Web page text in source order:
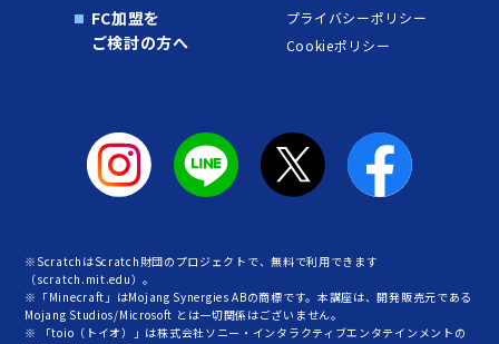
FC加盟を
ご検討の方へ
プライバシーポリシー
Cookieポリシー
※ScratchはScratch財団のプロジェクトで、無料で利用できます
（scratch.mit.edu）。
※「Minecraft」はMojang Synergies ABの商標です。本講座は、開発販売元である
Mojang Studios/Microsoft とは一切関係はございません。
※ 「toio（トイオ）」は株式会社ソニー・インタラクティブエンタテインメントの